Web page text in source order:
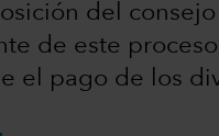
del
de este
el pago de los